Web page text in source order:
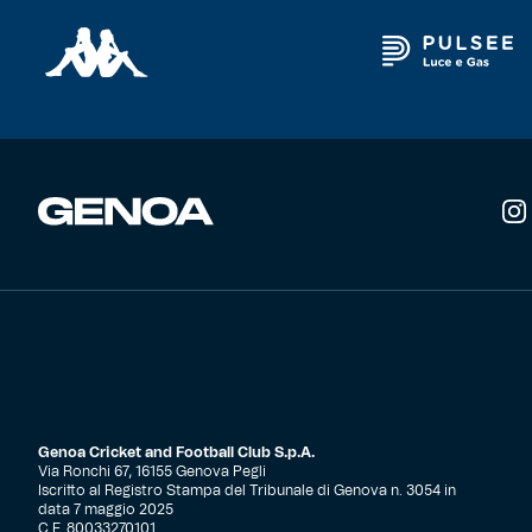
Vintage Collection
Red&Blue Voices
Kids
Outlet
Caffè Boasi x Genoa
Genoa Cricket and Football Club S.p.A.
Via Ronchi 67, 16155 Genova Pegli
Iscritto al Registro Stampa del Tribunale di Genova n. 3054 in
data 7 maggio 2025
C.F. 80033270101